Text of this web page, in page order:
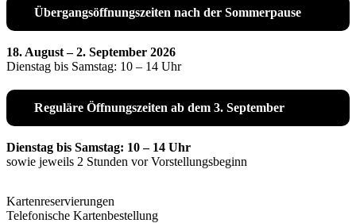
Übergangsöffnungszeiten nach der Sommerpause
18. August – 2. September 2026
Dienstag bis Samstag: 10 – 14 Uhr
Reguläre Öffnungszeiten ab dem 3. September
Dienstag bis Samstag: 10 – 14 Uhr
sowie jeweils 2 Stunden vor Vorstellungsbeginn
Kartenreservierungen
Telefonische Kartenbestellung